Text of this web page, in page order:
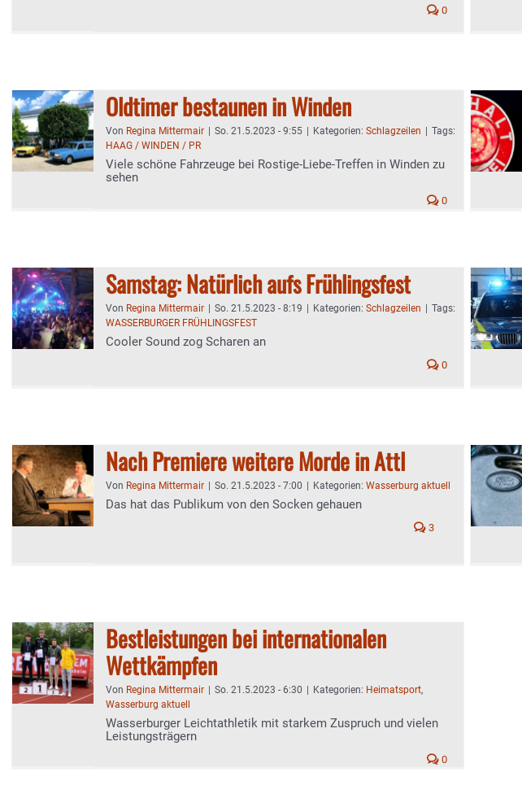
0
Oldtimer bestaunen in Winden
Von Regina Mittermair So. 21.5.2023 - 9:55 Kategorien: Schlagzeilen
Tags:
HAAG / WINDEN / PR
Viele schöne Fahrzeuge bei Rostige-Liebe-Treffen in Winden zu
sehen
0
Samstag: Natürlich aufs Frühlingsfest
Von Regina Mittermair So. 21.5.2023 - 8:19 Kategorien: Schlagzeilen
Tags:
WASSERBURGER FRÜHLINGSFEST
Cooler Sound zog Scharen an
0
Nach Premiere weitere Morde in Attl
Von Regina Mittermair So. 21.5.2023 - 7:00 Kategorien: Wasserburg aktuell
Das hat das Publikum von den Socken gehauen
3
Bestleistungen bei internationalen
Wettkämpfen
Von Regina Mittermair So. 21.5.2023 - 6:30 Kategorien: Heimatsport,
Wasserburg aktuell
Wasserburger Leichtathletik mit starkem Zuspruch und vielen
Leistungsträgern
0